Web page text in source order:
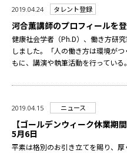
2019.04.24 タレント登録
河合薫講師のプロフィールを
健康社会学者（Ph.D）、働き方研
しました。「人の働き方は環境が
もに、講演や執筆活動を行ってい
2019.04.15 ニュース
【ゴールデンウィーク休業期
5月6日
平素は格別のお引き立てを賜り、